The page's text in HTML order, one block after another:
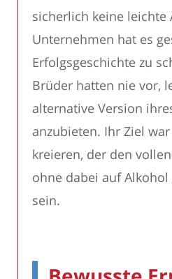
sicherlich keine leichte
Unternehmen hat es
Erfolgsgeschichte zu
Brüder hatten nie vor,
alternative Version
anzubieten. Ihr Ziel
kreieren, der den
ohne dabei auf Alkohol
sein.